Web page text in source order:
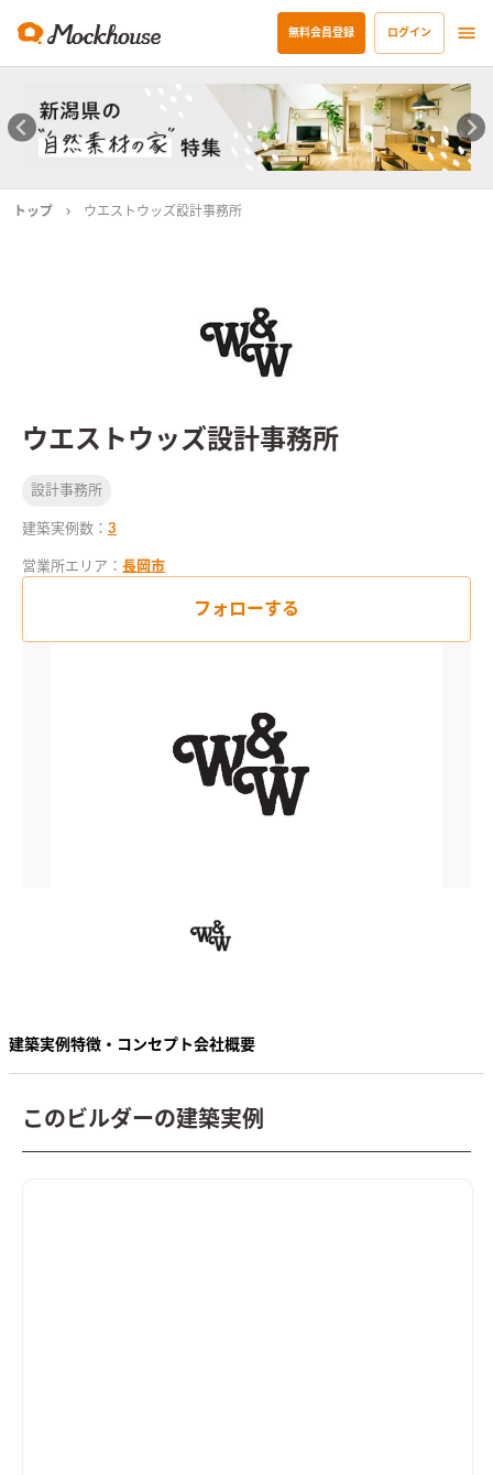
無料会員登録 ログイン
トップ ウエストウッズ設計事務所
ウエストウッズ設計事務所
設計事務所
建築実例数： 3
営業所エリア： 長岡市
フォローする
建築実例 特徴・コンセプト会社概要
このビルダーの建築実例